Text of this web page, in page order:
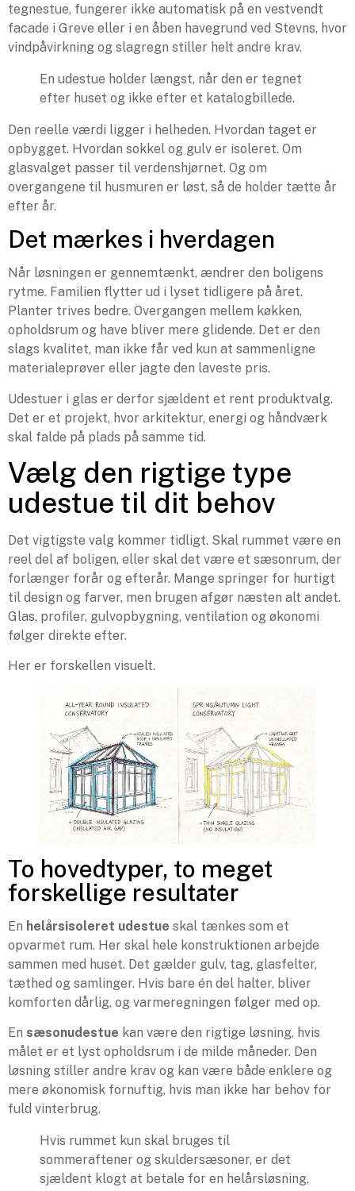
tegnestue, fungerer ikke automatisk på en vestvendt
facade i Greve eller i en åben havegrund ved Stevns, hvor
vindpåvirkning og slagregn stiller helt andre krav.
En udestue holder længst, når den er tegnet
efter huset og ikke efter et katalogbillede.
Den reelle værdi ligger i helheden. Hvordan taget er
opbygget. Hvordan sokkel og gulv er isoleret. Om
glasvalget passer til verdenshjørnet. Og om
overgangene til husmuren er løst, så de holder tætte år
efter år.
Det mærkes i hverdagen
Når løsningen er gennemtænkt, ændrer den boligens
rytme. Familien flytter ud i lyset tidligere på året.
Planter trives bedre. Overgangen mellem køkken,
opholdsrum og have bliver mere glidende. Det er den
slags kvalitet, man ikke får ved kun at sammenligne
materialeprøver eller jagte den laveste pris.
Udestuer i glas er derfor sjældent et rent produktvalg.
Det er et projekt, hvor arkitektur, energi og håndværk
skal falde på plads på samme tid.
Vælg den rigtige type
udestue til dit behov
Det vigtigste valg kommer tidligt. Skal rummet være en
reel del af boligen, eller skal det være et sæsonrum, der
forlænger forår og efterår. Mange springer for hurtigt
til design og farver, men brugen afgør næsten alt andet.
Glas, profiler, gulvopbygning, ventilation og økonomi
følger direkte efter.
Her er forskellen visuelt.
To hovedtyper, to meget
forskellige resultater
En helårsisoleret udestue skal tænkes som et
opvarmet rum. Her skal hele konstruktionen arbejde
sammen med huset. Det gælder gulv, tag, glasfelter,
tæthed og samlinger. Hvis bare én del halter, bliver
komforten dårlig, og varmeregningen følger med op.
En sæsonudestue kan være den rigtige løsning, hvis
målet er et lyst opholdsrum i de milde måneder. Den
løsning stiller andre krav og kan være både enklere og
mere økonomisk fornuftig, hvis man ikke har behov for
fuld vinterbrug.
Hvis rummet kun skal bruges til
sommeraftener og skuldersæsoner, er det
sjældent klogt at betale for en helårsløsning,